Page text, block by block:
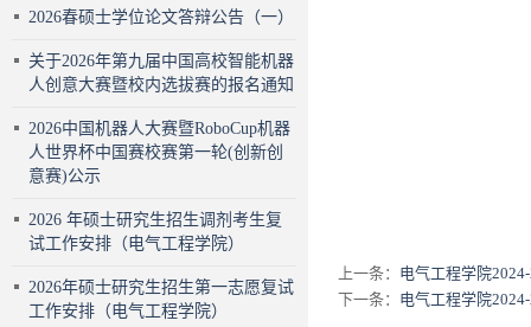
2026春硕士学位论文答辩公告（一）
关于2026年第九届中国高校智能机器
人创意大赛暨校内选拔赛的报名通知
2026中国机器人大赛暨RoboCup机器
人世界杯中国赛校赛第一轮(创新创
意赛)公示
2026 年硕士研究生招生调剂考生复
试工作安排（电气工程学院）
2026年硕士研究生招生第一志愿复试
工作安排（电气工程学院）
上一条： 电气工程学院
下一条： 电气工程学院